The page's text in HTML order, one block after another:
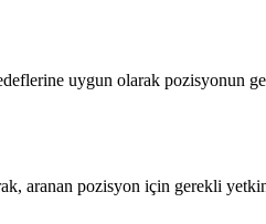
uygun olarak pozisyonun
aranan pozisyon için gerekli